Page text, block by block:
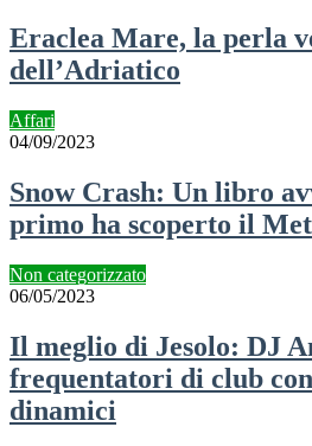
Eraclea Mare, la perla
dell’Adriatico
Affari
04/09/2023
Snow Crash: Un libro
primo ha scoperto il
Non categorizzato
06/05/2023
Il meglio di Jesolo: DJ
frequentatori di club
dinamici